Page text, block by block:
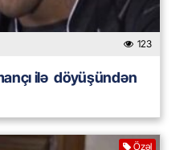
123
ilə döyüşündən
Özəl